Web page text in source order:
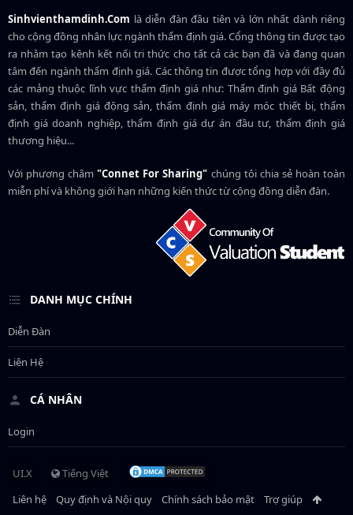
Sinhvienthamdinh.Com là diễn đàn đầu tiên và lớn nhất dành riêng
cho cộng đồng nhân lực ngànhthẩm định giá. Cổng thông tin được tạo
ra nhằm tạo kênh kết nối tri thức cho tất cả các bạn đã và đang quan
tâm đến ngành thẩm định giá. Các thông tin được tổng hợp với đầy đủ
các mảng thuộc lĩnh vực thẩm định giá như: Thẩm định giá Bất động
sản, thẩm định giá động sản, thẩm định giá máy móc thiết bị, thẩm
định giá doanh nghiệp, thẩm định giá dự án đầu tư, thẩm định giá
thương hiệu...
Với phương châm"Connet For Sharing" chúng tôi chia sẻ hoàn toàn
miễn phí và không giới hạn những kiến thức từ cộng đồng diễn đàn.
DANH MỤC CHÍNH
Diễn Đàn
Liên Hệ
CÁ NHÂN
Login
UI.X
Tiếng Việt
Liên hệ
Quy định và Nội quy Chính sách bảo mật Trợ giúp